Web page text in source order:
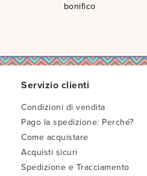
bonifico
Servizio clienti
Condizioni di vendita
Pago la spedizione: Perché?
Come acquistare
Acquisti sicuri
Spedizione e Tracciamento